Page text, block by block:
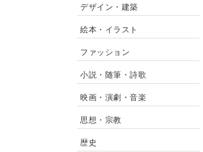
デザイン・建築
絵本・イラスト
ファッション
小説・随筆・詩歌
映画・演劇・音楽
思想・宗教
歴史